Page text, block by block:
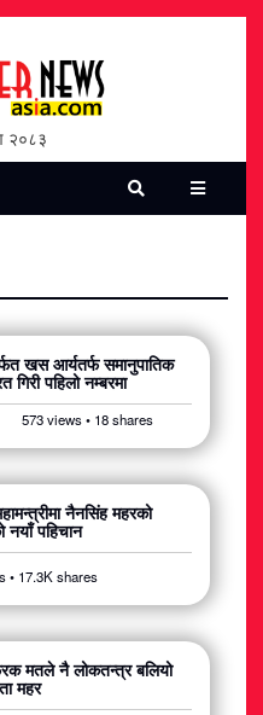
२०८३
खस आर्यतर्फ समानुपातिक
पहिलो नम्बरमा
573 views • 18 shares
नैनसिंह महरको
नयाँ पहिचान
• 17.3K shares
मतले नै लोकतन्त्र बलियो
महर